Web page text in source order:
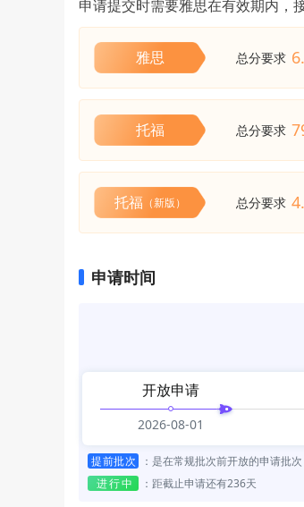
申请提交时需要雅思在有效期内，
雅思 总分要求
托福 总分要求
托福（新版） 总分要求
申请时间
开放申请
2026-08-01
提前批次 ： 是在常规批次前开放的申请批
进行中
： 距截止申请还有236天